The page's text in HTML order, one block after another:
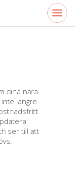
dina nära
längre
ser till att